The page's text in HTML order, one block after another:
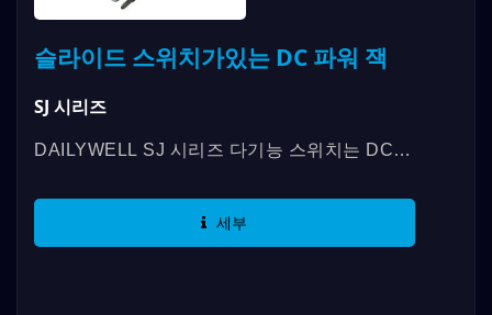
슬라이드 스위치가있는 DC 파워 잭
SJ 시리즈
DAILYWELL SJ 시리즈 다기능 스위치는 DC
명은 30,000 사이클까지 지원합니다. 또한,...
세부